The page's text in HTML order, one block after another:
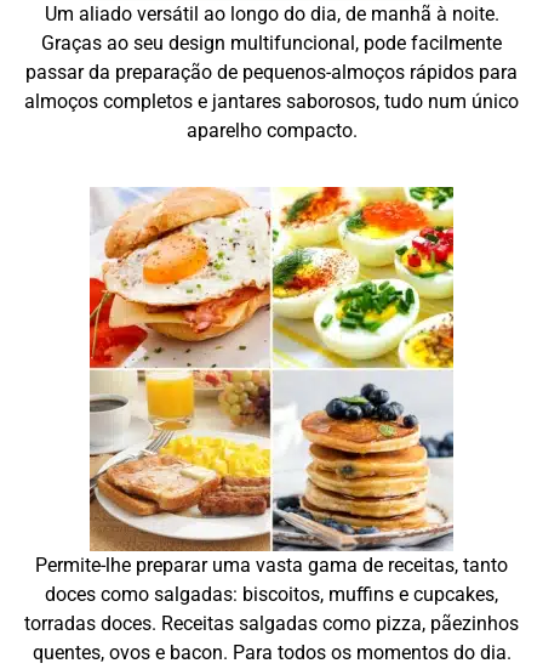
Um aliado versátil ao longo do dia, de manhã à noite.
Graças ao seu design multifuncional, pode facilmente
passar da preparação de pequenos-almoços rápidos para
almoços completos e jantares saborosos, tudo num único
aparelho compacto.
Permite-lhe preparar uma vasta gama de receitas, tanto
doces como salgadas: biscoitos, muffins e cupcakes,
torradas doces. Receitas salgadas como pizza, pãezinhos
quentes, ovos e bacon. Para todos os momentos do dia.